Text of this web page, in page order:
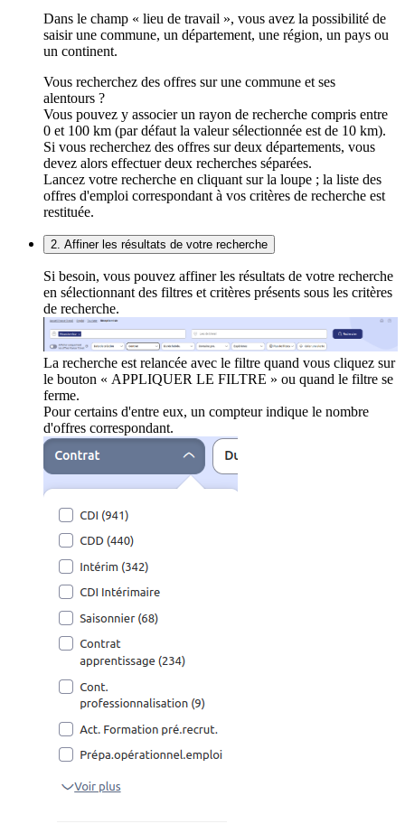
Dans le champ « lieu de travail », vous avez la possibilité de
saisir une commune, un département, une région, un pays ou
un continent.
Vous recherchez des offres sur une commune et ses
alentours ?
Vous pouvez y associer un rayon de recherche compris entre
0 et 100 km (par défaut la valeur sélectionnée est de 10 km).
Si vous recherchez des offres sur deux départements, vous
devez alors effectuer deux recherches séparées.
Lancez votre recherche en cliquant sur la loupe ; la liste des
offres d'emploi correspondant à vos critères de recherche est
restituée.
2. Affiner les résultats de votre recherche
Si besoin, vous pouvez affiner les résultats de votre recherche
en sélectionnant des filtres et critères présents sous les critères
de recherche.
La recherche est relancée avec le filtre quand vous cliquez sur
le bouton « APPLIQUER LE FILTRE » ou quand le filtre se
ferme.
Pour certains d'entre eux, un compteur indique le nombre
d'offres correspondant.